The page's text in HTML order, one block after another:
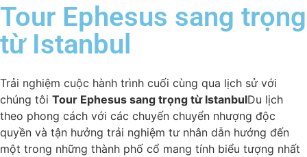
Tour Ephesus sang trọng
từ Istanbul
Trải nghiệm cuộc hành trình cuối cùng qua lịch sử với
chúng tôi Tour Ephesus sang trọng từ IstanbulDu lịch
theo phong cách với các chuyến chuyển nhượng độc
quyền và tận hưởng trải nghiệm tư nhân dẫn hướng đến
một trong những thành phố cổ mang tính biểu tượng nhất